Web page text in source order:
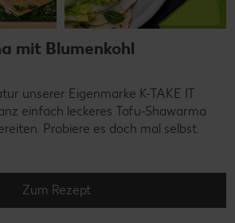
mit Blumenkohl
unserer Eigenmarke K-TAKE IT
einfach leckeres Tofu-Shawarma
Probiere es doch mal selbst.
Zum Rezept